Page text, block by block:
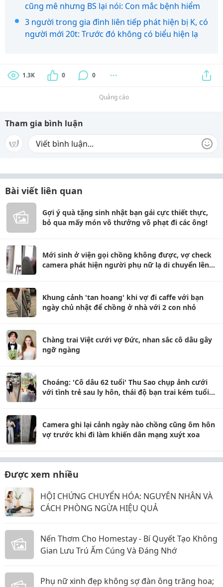
cũng mê nhưng BS lại nói: Con mắc bệnh hiểm
3 người trong gia đình liên tiếp phát hiện bị K, có
người mới 20t: Trước đó không có biểu hiện lạ
1.3K 0 0
Quảng cáo
Tham gia bình luận
Bài viết liên quan
Gợi ý quà tặng sinh nhật bạn gái cực thiết thực,
bỏ qua mấy món vô thưởng vô phạt đi các ông!
Mới sinh ở viện gọi chồng không được, vợ check
camera phát hiện người phụ nữ lạ di chuyển lên
Khung cảnh 'tan hoang' khi vợ đi caffe với bạn
ngày chủ nhật để chồng ở nhà với 2 con nhỏ
Chàng trai Việt cưới vợ Đức, nhan sắc cô dâu gây
ngỡ ngàng
Choáng: 'Cô dâu 62 tuổi' Thu Sao chụp ảnh cưới
với tình trẻ sau ly hôn, thái độ bạn trai kém tuổi
Camera ghi lại cảnh ngày nào chồng cũng ôm hôn
vợ trước khi đi làm khiến dân mạng xuýt xoa
Được xem nhiều
HỘI CHỨNG CHUYỂN HÓA: NGUYÊN NHÂN VÀ
CÁCH PHÒNG NGỪA HIỆU QUẢ
Nến Thơm Cho Homestay - Bí Quyết Tạo Không
Gian Lưu Trú Ấm Cúng Và Đáng Nhớ
Phụ nữ xinh đẹp không sợ đàn ông trăng hoa;